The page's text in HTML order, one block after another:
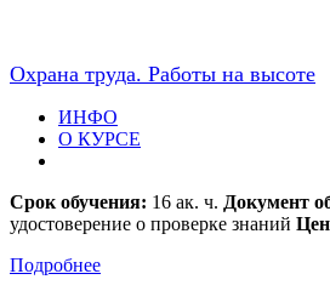
Охрана труда. Работы на высоте
ИНФО
О КУРСЕ
Срок обучения: 16 ак. ч. Документ
удостоверение о проверке знаний
Подробнее